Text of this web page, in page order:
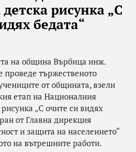
рисунка „С
бедата“
на община Върбица инж.
тържественото
от общината, взели
етап на Националния
„С очите си видях
от Главна дирекция
и защита на населението“
на вътрешните работи.